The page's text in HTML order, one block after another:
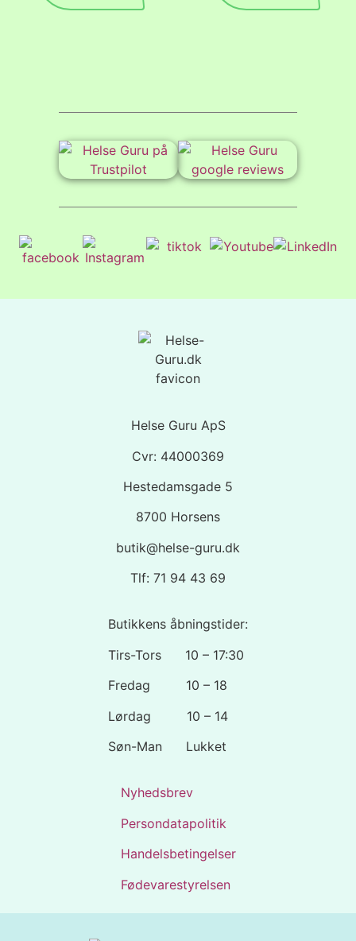
Helse Guru ApS
Cvr: 44000369
Hestedamsgade 5
8700 Horsens
butik@helse-guru.dk
Tlf: 71 94 43 69
Butikkens åbningstider:
Tirs-Tors 10 – 17:30
Fredag 10 – 18
Lørdag 10 – 14
Søn-Man Lukket
Nyhedsbrev
Persondatapolitik
Handelsbetingelser
Fødevarestyrelsen